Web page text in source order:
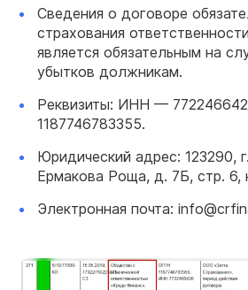
Сведения о договоре
страхования
является обязательным на
убытков должникам.
Реквизиты: ИНН —
1187746783355.
Юридический адрес: 123290,
Ермакова Роща, д. 7Б, стр. 6,
Электронная почта: